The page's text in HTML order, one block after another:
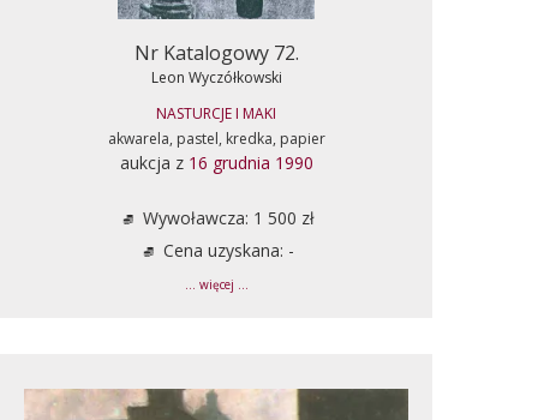
Nr Katalogowy 72.
Leon Wyczółkowski
NASTURCJE I MAKI
akwarela, pastel, kredka, papier
aukcja z 16 grudnia 1990
Wywoławcza: 1 500 zł
Cena uzyskana: -
... więcej ...